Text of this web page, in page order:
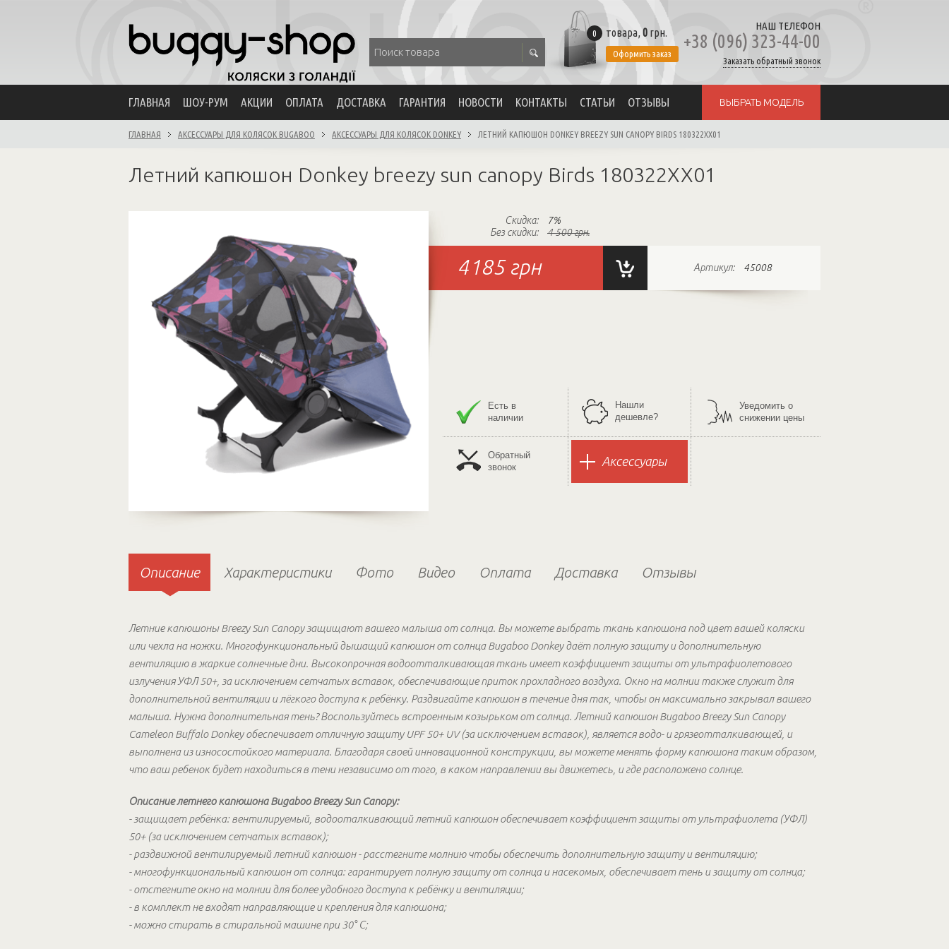
0 товара, 0 грн.
Оформить заказ
НАШ ТЕЛЕФОН
+38 (096) 323-44-00
Заказать обратный звонок
ГЛАВНАЯ ШОУ-РУМ АКЦИИ ОПЛАТА ДОСТАВКА ГАРАНТИЯ НОВОСТИ КОНТАКТЫ СТАТЬИ ОТЗЫВЫ ВЫБРАТЬ МОДЕЛЬ
ГЛАВНАЯ АКСЕССУАРЫ ДЛЯ КОЛЯСОК BUGABOO АКСЕССУАРЫ ДЛЯ КОЛЯСОК DONKEY ЛЕТНИЙ КАПЮШОН DONKEY BREEZY SUN CANOPY BIRDS 180322XX01
Летний капюшон Donkey breezy sun canopy Birds 180322XX01
Скидка:
7%
Без скидки:
4 500 грн.
4185 грн Артикул: 45008
Есть в
наличии
Нашли
дешевле?
Уведомить о
снижении цены
Обратный
звонок
Аксессуары
Описание Характеристики Фото Видео Оплата Доставка Отзывы
Летние капюшоны Breezy Sun Canopy защищают вашего малыша от солнца. Вы можете выбрать ткань капюшона под цвет вашей коляски
или чехла на ножки. Многофункциональный дышащий капюшон от солнца Bugaboo Donkey даёт полную защиту и дополнительную
вентиляцию в жаркие солнечные дни. Высокопрочная водоотталкивающая ткань имеет коэффициент защиты от ультрафиолетового
излучения УФЛ 50+, за исключением сетчатых вставок, обеспечивающие приток прохладного воздуха. Окно на молнии также служит для
дополнительной вентиляции и лёгкого доступа к ребёнку. Раздвигайте капюшон в течение дня так, чтобы он максимально закрывал вашего
малыша. Нужна дополнительная тень? Воспользуйтесь встроенным козырьком от солнца. Летний капюшон Bugaboo Breezy Sun Canopy
Cameleon Buffalo Donkey обеспечивает отличную защиту UPF 50+ UV (за исключением вставок), является водо- и грязеотталкивающей, и
выполнена из износостойкого материала. Благодаря своей инновационной конструкции, вы можете менять форму капюшона таким образом,
что ваш ребенок будет находиться в тени независимо от того, в каком направлении вы движетесь, и где расположено солнце.
Описание летнего капюшона Bugaboo Breezy Sun Canopy:
- защищает ребёнка: вентилируемый, водооталкивающий летний капюшон обеспечивает коэффициент защиты от ультрафиолета (УФЛ)
50+ (за исключением сетчатых вставок);
- раздвижной вентилируемый летний капюшон - расстегните молнию чтобы обеспечить дополнительную защиту и вентиляцию;
- многофункциональный капюшон от солнца: гарантирует полную защиту от солнца и насекомых, обеспечивает тень и защиту от солнца;
- отстегните окно на молнии для более удобного доступа к ребёнку и вентиляции;
- в комплект не входят направляющие и крепления для капюшона;
- можно стирать в стиральной машине при 30° С;